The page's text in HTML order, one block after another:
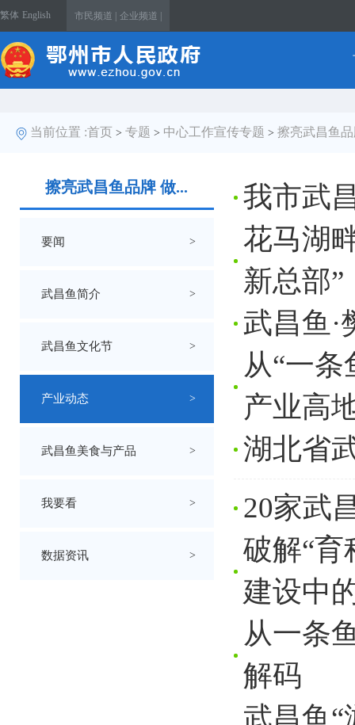
繁体 English 市民频道 | 企业频道 |
当前位置 :首页 > 专题 > 中心工作宣传专题 > 擦亮武昌鱼
擦亮武昌鱼品牌 做...
要闻 >
武昌鱼简介 >
武昌鱼文化节 >
产业动态 >
武昌鱼美食与产品 >
我要看 >
数据资讯 >
我市武
花马湖
新总部”
武昌鱼·
从“一
产业高
湖北省
20家武
破解“
建设中
从一条
解码
武昌鱼“